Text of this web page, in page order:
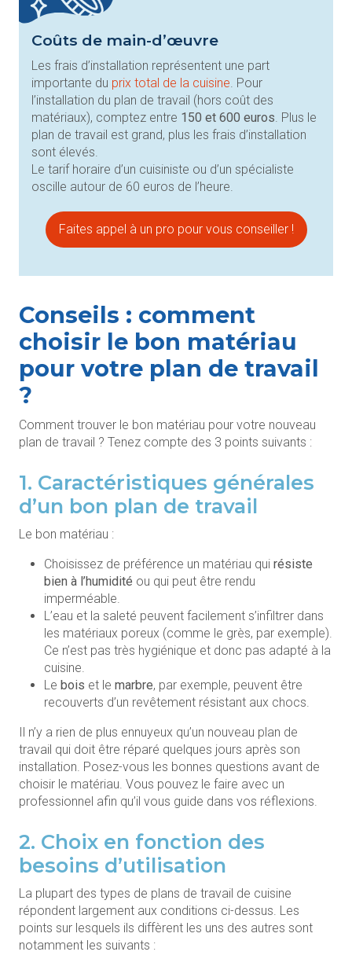
Coûts de main-d’œuvre
Les frais d’installation représentent une part
importante du prix total de la cuisine . Pour
l’installation du plan de travail (hors coût des
matériaux), comptez entre 150 et 600 euros . Plus le
plan de travail est grand, plus les frais d’installation
sont élevés.
Le tarif horaire d’un cuisiniste ou d’un spécialiste
oscille autour de 60 euros de l’heure.
Faites appel à un pro pour vous conseiller !
Conseils : comment
choisir le bon matériau
pour votre plan de travail
?
Comment trouver le bon matériau pour votre nouveau
plan de travail ? Tenez compte des 3 points suivants :
1. Caractéristiques générales
d’un bon plan de travail
Le bon matériau :
Choisissez de préférence un matériau qui résiste
bien à l’humidité ou qui peut être rendu
imperméable.
L’eau et la saleté peuvent facilement s’infiltrer dans
les matériaux poreux (comme le grès, par exemple).
Ce n’est pas très hygiénique et donc pas adapté à la
cuisine.
Le bois et le marbre, par exemple, peuvent être
recouverts d’un revêtement résistant aux chocs.
Il n’y a rien de plus ennuyeux qu’un nouveau plan de
travail qui doit être réparé quelques jours après son
installation. Posez-vous les bonnes questions avant de
choisir le matériau. Vous pouvez le faire avec un
professionnel afin qu’il vous guide dans vos réflexions.
2. Choix en fonction des
besoins d’utilisation
La plupart des types de plans de travail de cuisine
répondent largement aux conditions ci-dessus. Les
points sur lesquels ils diffèrent les uns des autres sont
notamment les suivants :